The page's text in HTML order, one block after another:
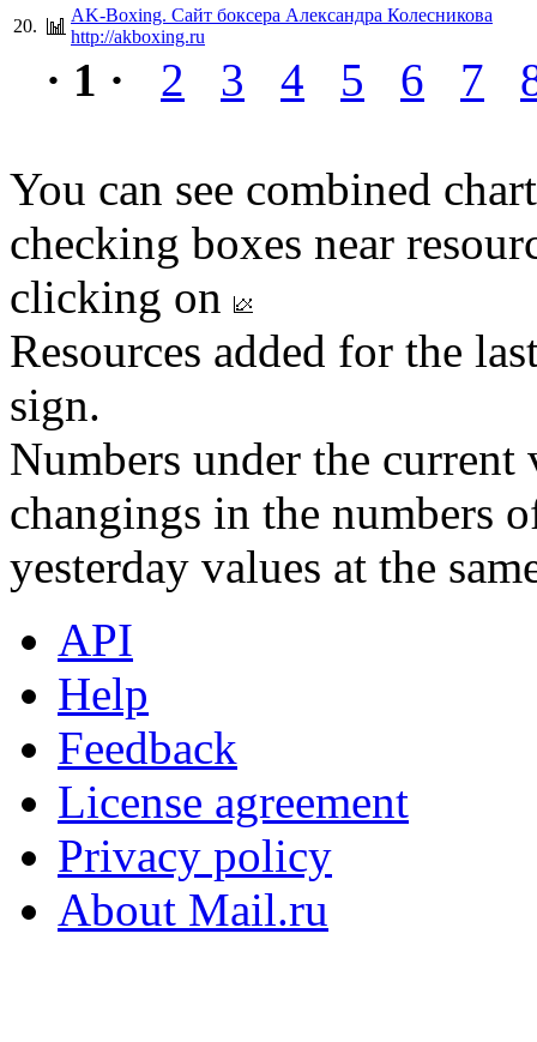
20.
AK-Boxing. Сайт боксера Александра Колесникова
http://akboxing.ru
· 1 · 2 3 4 5 6 7
You can see combined
checking boxes near
clicking on
Resources added for the
sign.
Numbers under the
changings in the numbers
yesterday values at the
API
Help
Feedback
License agreement
Privacy policy
About Mail.ru